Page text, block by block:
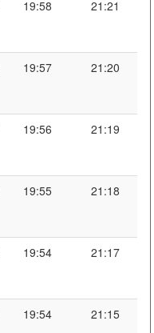
19:58 21:21
19:57 21:20
19:56 21:19
19:55 21:18
19:54 21:17
19:54 21:15